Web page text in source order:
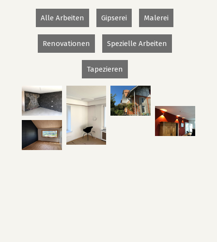
Alle Arbeiten Gipserei Malerei
Renovationen Spezielle Arbeiten
Tapezieren